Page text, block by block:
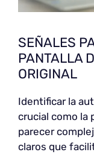
SEÑALES
PANTALLA
ORIGINAL
Identificar la
crucial como la
parecer
claros que